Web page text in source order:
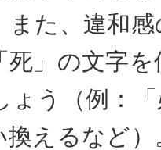
また、違和
死」の文字
ょう（例：
換えるなど）